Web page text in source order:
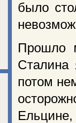
было
Прошло
Сталина
потом